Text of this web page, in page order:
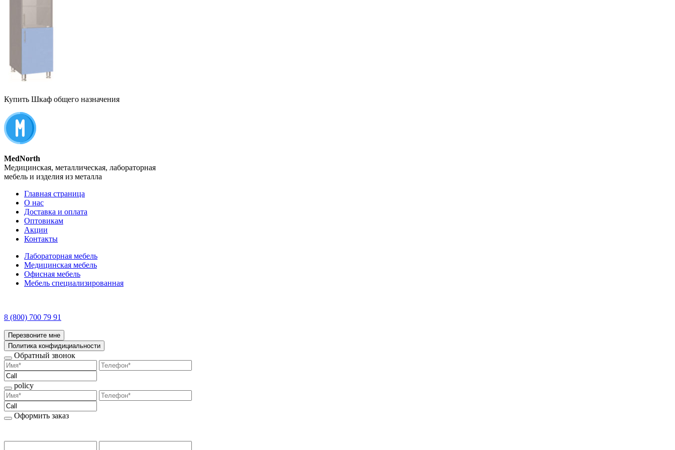
Купить Шкаф общего назначения
MedNorth
Медицинская, металлическая, лабораторная
мебель и изделия из металла
Главная страница
О нас
Доставка и оплата
Оптовикам
Акции
Контакты
Лабораторная мебель
Медицинская мебель
Офисная мебель
Мебель специализированная
8 (800) 700 79 91
Перезвоните мне
Политика конфидициальности
Обратный звонок
policy
Оформить заказ